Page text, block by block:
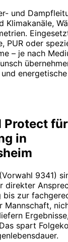
und
Klimakanäle,
PUR oder
– je nach
Protect für
in
9341)
direkter
bis zur
Mannschaft,
spart